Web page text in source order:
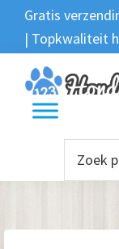
Spring
naar
de
hoofdnavigatie
Door
naar
de
hoofd
inhoud
Spring
naar
de
voettekst
Gratis
| Topkwaliteit
Zoeken
Zoeken
naar: